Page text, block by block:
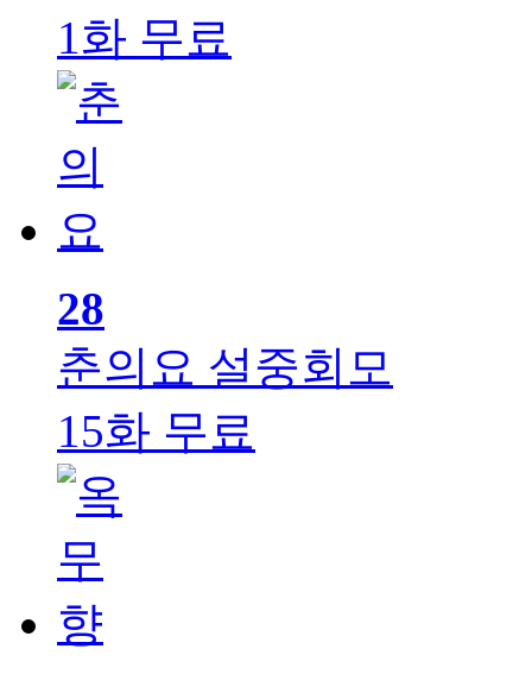
1화 무료
28
춘의요 설중회모
15화 무료